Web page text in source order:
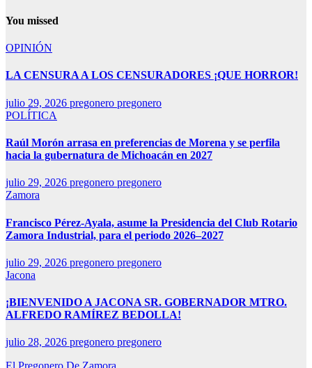
You missed
OPINIÓN
LA CENSURA A LOS CENSURADORES ¡QUE HORROR!
julio 29, 2026 pregonero pregonero
POLÍTICA
Raúl Morón arrasa en preferencias de Morena y se perfila
hacia la gubernatura de Michoacán en 2027
julio 29, 2026 pregonero pregonero
Zamora
Francisco Pérez-Ayala, asume la Presidencia del Club Rotario
Zamora Industrial, para el periodo 2026–2027
julio 29, 2026 pregonero pregonero
Jacona
¡BIENVENIDO A JACONA SR. GOBERNADOR MTRO.
ALFREDO RAMÍREZ BEDOLLA!
julio 28, 2026 pregonero pregonero